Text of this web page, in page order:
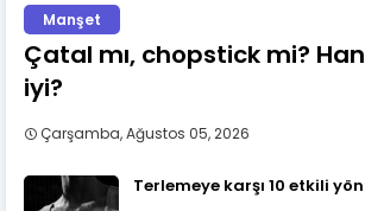
Manşet
Çatal mı, chopstick mi?
iyi?
Çarşamba, Ağustos 05, 2026
Terlemeye karşı 10 etkili